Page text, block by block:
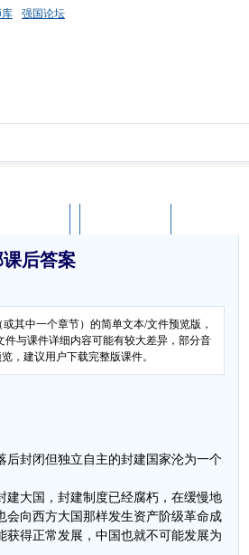
强国论坛
后答案
其中一个章节）的简单文本/文件预览版，
与课件详细内容可能有较大差异，部分音
，建议用户下载完整版课件。
后封闭但独立自主的封建国家沦为一个
建大国，封建制度已经腐朽，在缓慢地
会向西方大国那样发生资产阶级革命成
得正常发展，中国也就不可能发展为